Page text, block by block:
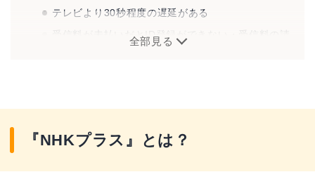
テレビより30秒程度の遅延がある
受信料が未払いだとID登録ができない・受信料の請
求が来る可能性も
海外では利用不可
全部見る
『NHKプラス』とは？